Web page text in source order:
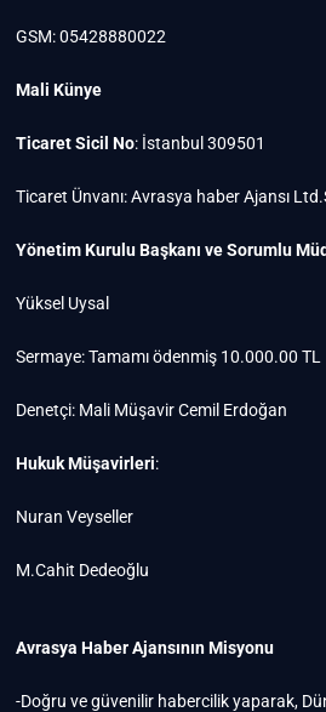
GSM: 05428880022
Mali Künye
Ticaret Sicil No: İstanbul 309501
Ticaret Ünvanı: Avrasya haber Ajansı
Yönetim Kurulu Başkanı ve Sorumlu
Yüksel Uysal
Sermaye: Tamamı ödenmiş 10.000.00 TL
Denetçi: Mali Müşavir Cemil Erdoğan
Hukuk Müşavirleri:
Nuran Veyseller
M.Cahit Dedeoğlu
Avrasya Haber Ajansının Misyonu
-Doğru ve güvenilir habercilik yaparak,